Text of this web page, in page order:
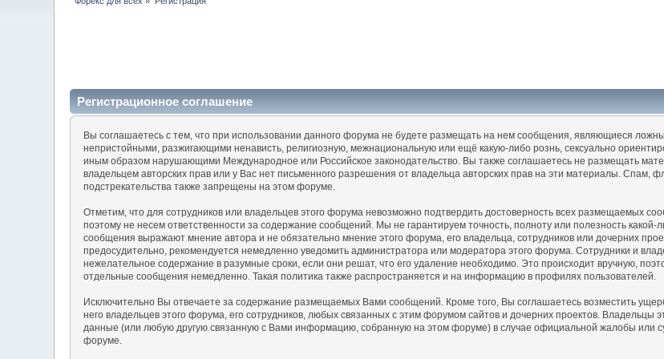
Регистрационное соглашение
Вы соглашаетесь с тем, что при использовании данного форума не будете размещать на нем сообщения, являющиеся
непристойными, разжигающими ненависть, религиозную, межнациональную или ещё какую-либо рознь, сексуально
иным образом нарушающими Международное или Российское законодательство. Вы также соглашаетесь не размещать
владельцем авторских прав или у Вас нет письменного разрешения от владельца авторских прав на эти материалы. Спам,
подстрекательства также запрещены на этом форуме.
Отметим, что для сотрудников или владельцев этого форума невозможно подтвердить достоверность всех размещаемых
поэтому не несем ответственности за содержание сообщений. Мы не гарантируем точность, полноту или полезность
сообщения выражают мнение автора и не обязательно мнение этого форума, его владельца, сотрудников или дочерних
предосудительно, рекомендуется немедленно уведомить администратора или модератора этого форума. Сотрудники и
нежелательное содержание в разумные сроки, если они решат, что его удаление необходимо. Это происходит вручную,
отдельные сообщения немедленно. Такая политика также распространяется и на информацию в профилях пользователей.
Исключительно Вы отвечаете за содержание размещаемых Вами сообщений. Кроме того, Вы соглашаетесь возместить
него владельцев этого форума, его сотрудников, любых связанных с этим форумом сайтов и дочерних проектов.
данные (или любую другую связанную с Вами информацию, собранную на этом форуме) в случае официальной жалобы или
форуме.